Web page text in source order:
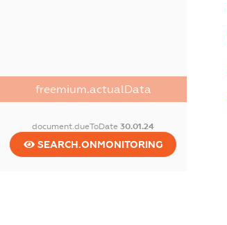
freemium.actualData
document.dueToDate30.01.24
SEARCH.ONMONITORING